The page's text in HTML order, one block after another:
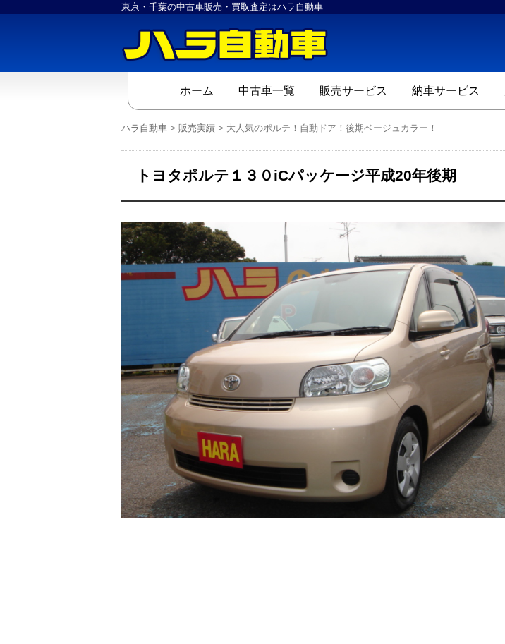
東京・千葉の中古車販売・買取査定はハラ自動車
ホーム 中古車一覧 販売サービス 納車サービス
ハラ自動車 > 販売実績 > 大人気のポルテ！自動ドア！後期ベージュカラー！
トヨタポルテ１３０iCパッケージ平成20年後期